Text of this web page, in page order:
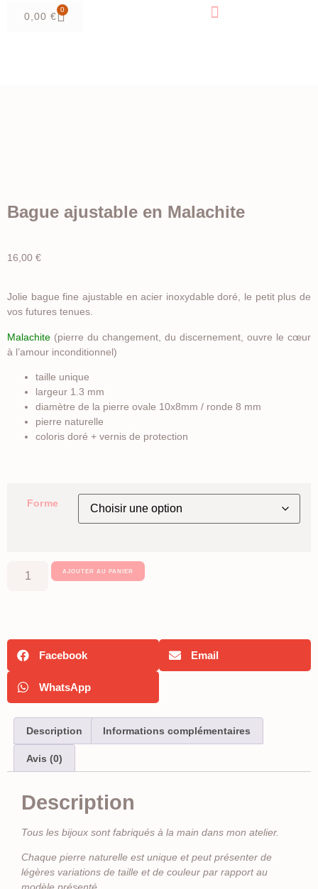
0,00 €
0
Bague ajustable en Malachite
16,00 €
Jolie bague fine ajustable en acier inoxydable doré, le petit plus de
vos futures tenues.
Malachite (pierre du changement, du discernement, ouvre le cœur
à l’amour inconditionnel)
taille unique
largeur 1.3 mm
diamètre de la pierre ovale 10x8mm / ronde 8 mm
pierre naturelle
coloris doré + vernis de protection
Forme
AJOUTER AU PANIER
Facebook Email
WhatsApp
Description Informations complémentaires
Avis (0)
Description
Tous les bijoux sont fabriqués à la main dans mon atelier.
Chaque pierre naturelle est unique et peut présenter de
légères variations de taille et de couleur par rapport au